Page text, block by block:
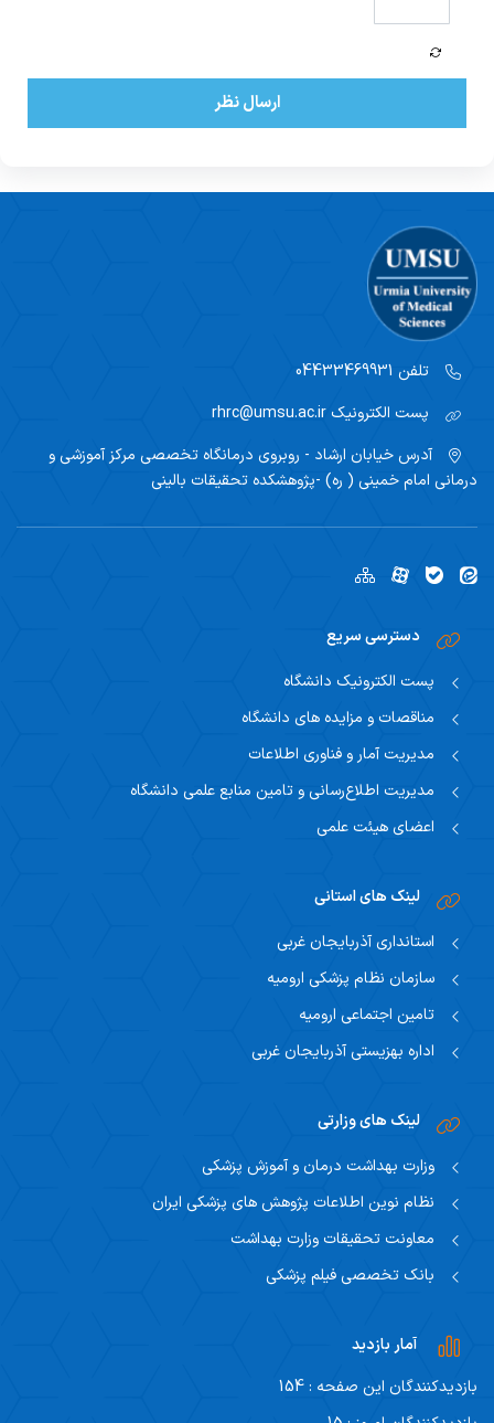
ارسال نظر
تلفن
پست الکترونیک
آدرس خیابان ارشاد - روبروی درمانگاه تخصصی مرکز آموزشی و
درمانی امام خمینی ( ره) -پژوهشکده تحقیقات بالینی
دسترسی سریع
پست الکترونیک دانشگاه
مناقصات و مزایده های دانشگاه
مدیریت آمار و فناوری اطلاعات
مدیریت اطلاع‌رسانی و تامین منابع علمی دانشگاه
اعضای هیئت علمی
لینک های استانی
استانداری آذربایجان غربی
سازمان نظام پزشکی ارومیه
تامین اجتماعی ارومیه
اداره بهزیستی آذربایجان غربی
لینک های وزارتی
وزارت بهداشت درمان و آموزش پزشکی
نظام نوین اطلاعات پژوهش های پزشکی ایران
معاونت تحقیقات وزارت بهداشت
بانک تخصصی فیلم پزشکی
آمار بازدید
بازدیدکنندگان این صفحه : 154